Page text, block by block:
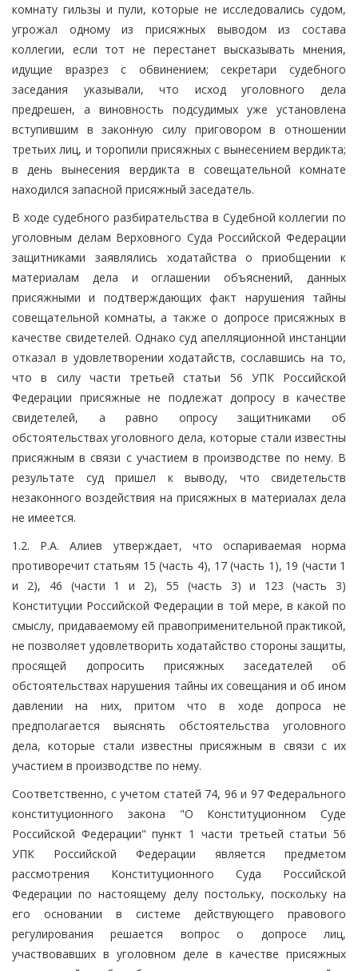
комнату гильзы и пули, которые не исследовались судом,
угрожал одному из присяжных выводом из состава
коллегии, если тот не перестанет высказывать мнения,
идущие вразрез с обвинением; секретари судебного
заседания указывали, что исход уголовного дела
предрешен, а виновность подсудимых уже установлена
вступившим в законную силу приговором в отношении
третьих лиц, и торопили присяжных с вынесением вердикта;
в день вынесения вердикта в совещательной комнате
находился запасной присяжный заседатель.
В ходе судебного разбирательства в Судебной коллегии по
уголовным делам Верховного Суда Российской Федерации
защитниками заявлялись ходатайства о приобщении к
материалам дела и оглашении объяснений, данных
присяжными и подтверждающих факт нарушения тайны
совещательной комнаты, а также о допросе присяжных в
качестве свидетелей. Однако суд апелляционной инстанции
отказал в удовлетворении ходатайств, сославшись на то,
что в силу части третьей статьи 56 УПК Российской
Федерации присяжные не подлежат допросу в качестве
свидетелей, а равно опросу защитниками об
обстоятельствах уголовного дела, которые стали известны
присяжным в связи с участием в производстве по нему. В
результате суд пришел к выводу, что свидетельств
незаконного воздействия на присяжных в материалах дела
не имеется.
1.2. Р.А. Алиев утверждает, что оспариваемая норма
противоречит статьям 15 (часть 4), 17 (часть 1), 19 (части 1
и 2), 46 (части 1 и 2), 55 (часть 3) и 123 (часть 3)
Конституции Российской Федерации в той мере, в какой по
смыслу, придаваемому ей правоприменительной практикой,
не позволяет удовлетворить ходатайство стороны защиты,
просящей допросить присяжных заседателей об
обстоятельствах нарушения тайны их совещания и об ином
давлении на них, притом что в ходе допроса не
предполагается выяснять обстоятельства уголовного
дела, которые стали известны присяжным в связи с их
участием в производстве по нему.
Соответственно, с учетом статей 74, 96 и 97 Федерального
конституционного закона "О Конституционном Суде
Российской Федерации" пункт 1 части третьей статьи 56
УПК Российской Федерации является предметом
рассмотрения Конституционного Суда Российской
Федерации по настоящему делу постольку, поскольку на
его основании в системе действующего правового
регулирования решается вопрос о допросе лиц,
участвовавших в уголовном деле в качестве присяжных